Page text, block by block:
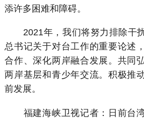
添许多困难和障碍。
2021年，我们将努力排除干
总书记关于对台工作的重要论述
合作、深化两岸融合发展。共同
两岸基层和青少年交流。积极推
前发展。
福建海峡卫视记者：日前台湾